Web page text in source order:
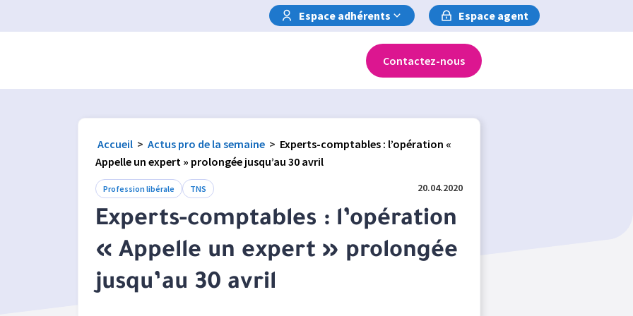
Espace adhérents
Espace agent
Contactez-nous
Accueil > Actus pro de la semaine > Experts-comptables : l’opération «
Appelle un expert » prolongée jusqu’au 30 avril
Profession libérale TNS 20.04.2020
Experts-comptables : l’opération
« Appelle un expert » prolongée
jusqu’au 30 avril